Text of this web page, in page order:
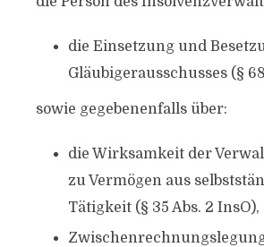
die Einsetzung und
Gläubigerausschusses (§
sowie gegebenenfalls über:
die Wirksamkeit der
zu Vermögen aus
Tätigkeit (§ 35 Abs. 2 InsO),